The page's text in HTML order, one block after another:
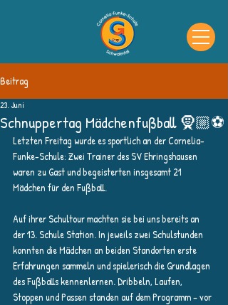
Beitrag
Schnuppertag Mädchenfußball 🧕🏼⚽
23. Juni
Letzten Freitag wurde es sportlich an der Cornelia-
Funke-Schule: Zwei Trainer des SV Ehringshausen
waren zu Gast und begeisterten insgesamt 21
Mädchen für den Fußball.
Auf ihrer Schultour machten sie bei uns bereits an
der 13. Schule Station. In jeweils zwei Schulstunden
konnten die Mädchen an beiden Standorten erste
Erfahrungen sammeln und spielerisch die Grundlagen
des Fußballs kennenlernen. Dribbeln, Laufen,
Stoppen und Passen standen auf dem Programm – vor